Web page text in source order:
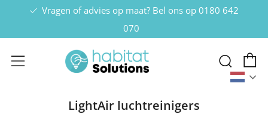
Vragen of advies op maat? Bel ons op 0180 642
070
Menu
LightAir luchtreinigers